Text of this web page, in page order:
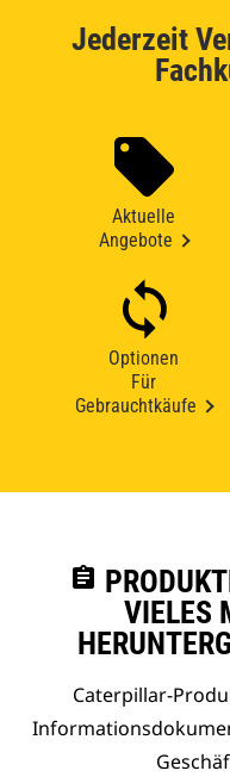
Jederzeit
Aktuelle
Angebote
Optionen
Für
Gebrauchtkäufe
assignment
VIELES
Caterpillar-